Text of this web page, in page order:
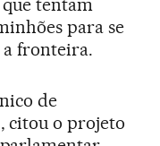
tentam
para se
fronteira.
de
citou o projeto